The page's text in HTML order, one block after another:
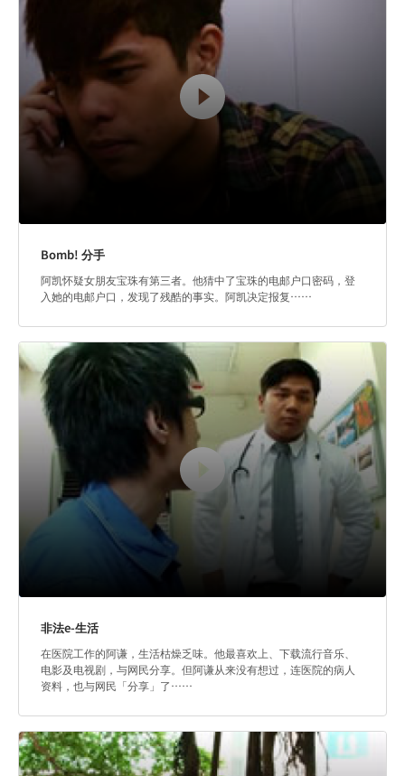
Bomb! 分手
阿凯怀疑女朋友宝珠有第三者。他猜中了宝珠的电邮户口密码，登
入她的电邮户口，发现了残酷的事实。阿凯决定报复……
非法e-生活
在医院工作的阿谦，生活枯燥乏味。他最喜欢上、下载流行音乐、
电影及电视剧，与网民分享。但阿谦从来没有想过，连医院的病人
资料，也与网民「分享」了……